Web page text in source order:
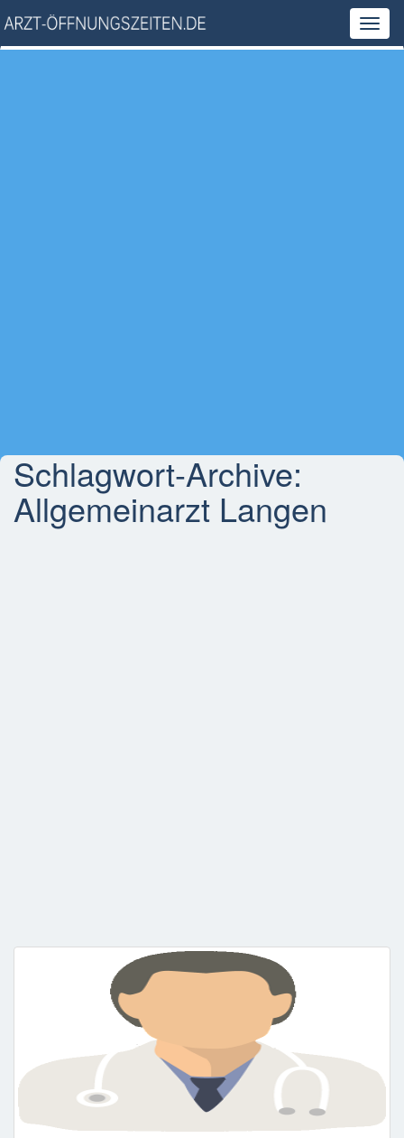
Schlagwort-Archive:
Allgemeinarzt Langen